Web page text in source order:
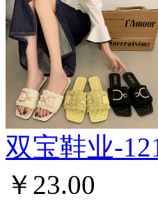
双宝鞋业-
￥23.00